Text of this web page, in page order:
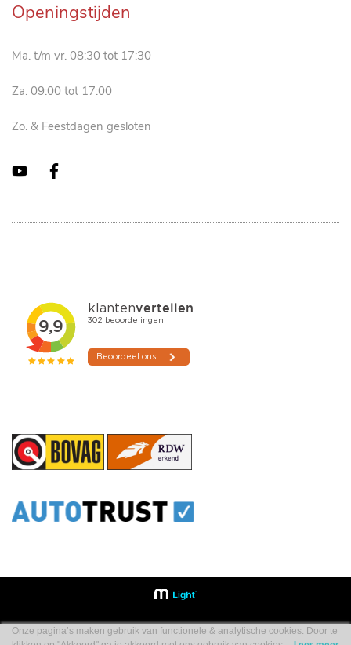
Openingstijden
Ma. t/m vr. 08:30 tot 17:30
Za. 09:00 tot 17:00
Zo. & Feestdagen gesloten
Onze pagina’s maken gebruik van functionele & analytische cookies. Door te